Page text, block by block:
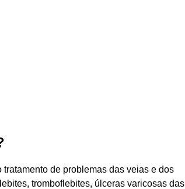
de problemas das veias e dos
tromboflebites, úlceras varicosas das